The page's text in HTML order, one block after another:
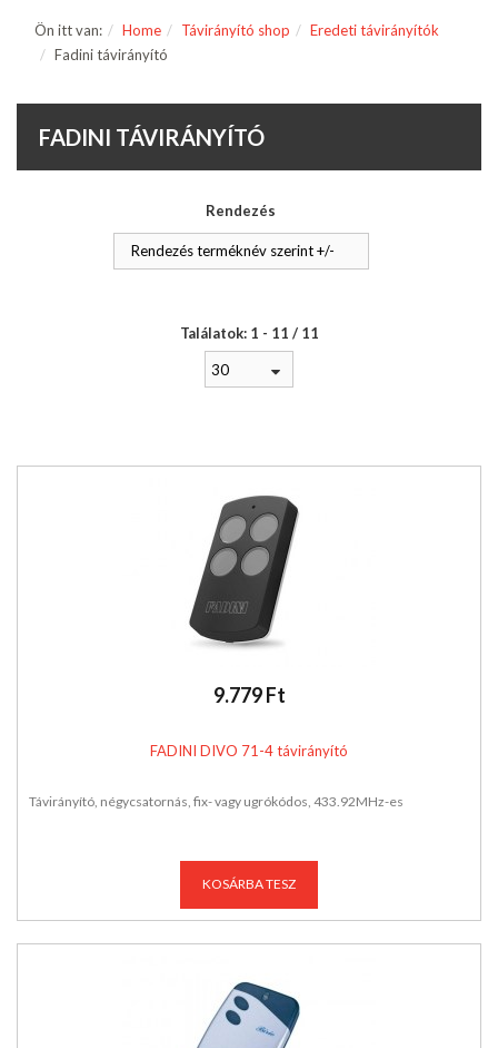
Ön itt van: Home Távirányító shop
Eredeti távirányítók
Fadini távirányító
FADINI TÁVIRÁNYÍTÓ
Rendezés
Rendezés terméknév szerint +/-
Találatok: 1 - 11 / 11
30
9.779 Ft
FADINI DIVO 71-4 távirányító
Távirányító, négycsatornás, fix- vagy ugrókódos, 433.92MHz-es
KOSÁRBA TESZ